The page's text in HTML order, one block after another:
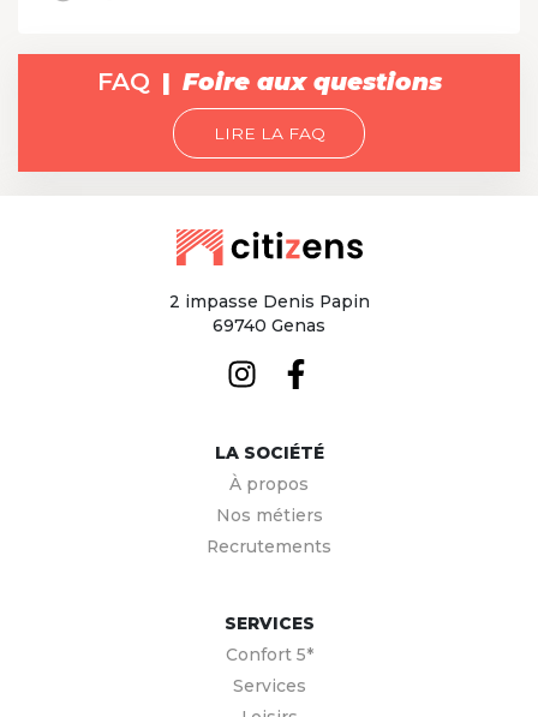
FAQ Foire aux questions
LIRE LA FAQ
2 impasse Denis Papin
69740 Genas
LA SOCIÉTÉ
À propos
Nos métiers
Recrutements
SERVICES
Confort 5*
Services